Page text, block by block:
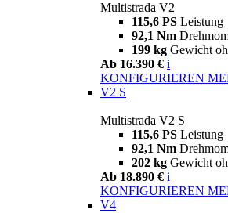
Multistrada V2
115,6 PS Leistung
92,1 Nm
199 kg Gewicht
Ab 16.390 € i
KONFIGURIEREN
V2 S
Multistrada V2 S
115,6 PS Leistung
92,1 Nm
202 kg Gewicht
Ab 18.890 € i
KONFIGURIEREN
V4